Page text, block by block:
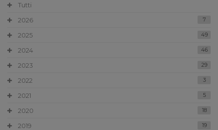
Tutti
2026
7
2025 49
2024 46
2023 29
2022 3
2021 5
2020 18
2019 19